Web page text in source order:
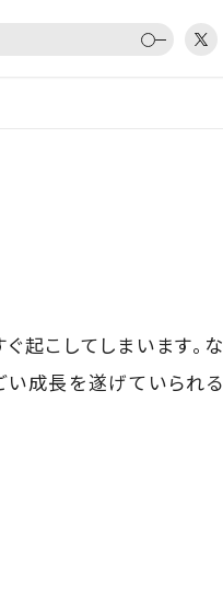
起こしてしまいます。な
い成長を遂げていられる